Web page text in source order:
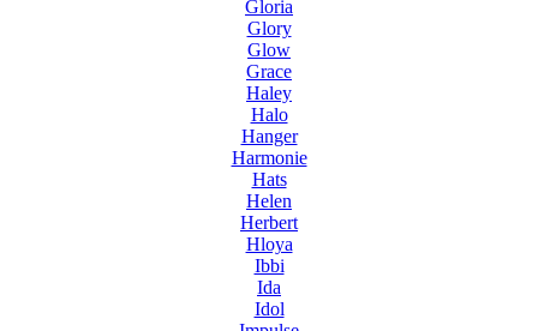
Gloria
Glory
Glow
Grace
Haley
Halo
Hanger
Harmonie
Hats
Helen
Herbert
Hloya
Ibbi
Ida
Idol